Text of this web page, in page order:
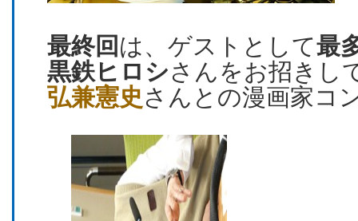
最終回 は、ゲストとして最
黒鉄ヒロシさんをお招きし
弘兼憲史 さんとの漫画家コ